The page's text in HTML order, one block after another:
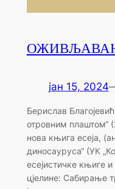
јан 15, 2024
Берислав
отровним плаштом“
нова књига есеја,
диносауруса“ (УК
есејистичке књиге
цјелине: Сабирање